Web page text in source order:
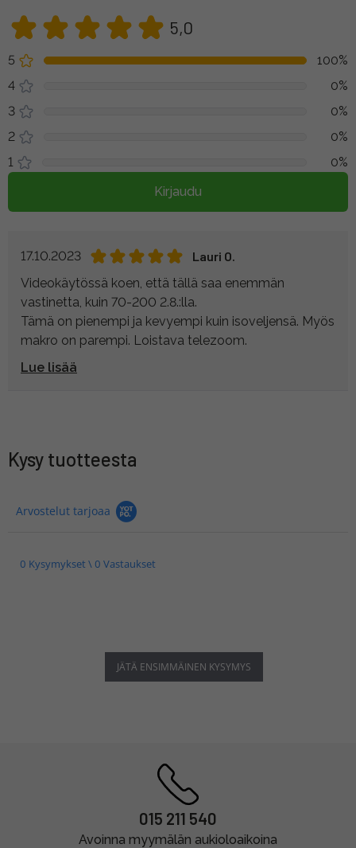
5,0
5
100%
4
0%
3
0%
2
0%
1
0%
Kirjaudu
17.10.2023
Lauri O.
Videokäytössä koen, että tällä saa enemmän
vastinetta, kuin 70-200 2.8.:lla.
Tämä on pienempi ja kevyempi kuin isoveljensä. Myös
makro on parempi. Loistava telezoom.
Lue lisää
Kysy tuotteesta
Arvostelut tarjoaa
0 Kysymykset \ 0 Vastaukset
JÄTÄ ENSIMMÄINEN KYSYMYS
015 211 540
Avoinna myymälän aukioloaikoina